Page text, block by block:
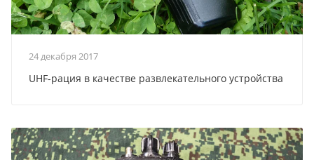
24 декабря 2017
UHF-рация в качестве развлекательного устройства